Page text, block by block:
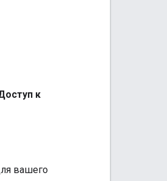
к
вашего